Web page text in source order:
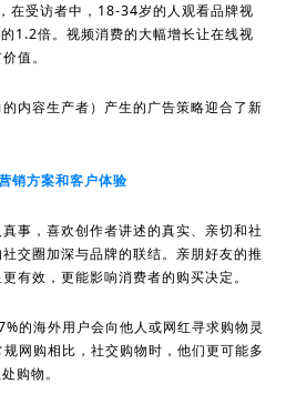
在受访者中，18-34岁的人观看品牌视
1.2倍。视频消费的大幅增长让在线视
值。
内容生产者）产生的广告策略迎合了新
销方案和客户体验
事，喜欢创作者讲述的真实、亲切和社
交圈加深与品牌的联结。亲朋好友的推
有效，更能影响消费者的购买决定。
的海外用户会向他人或网红寻求购物灵
网购相比，社交购物时，他们更可能多
购物。